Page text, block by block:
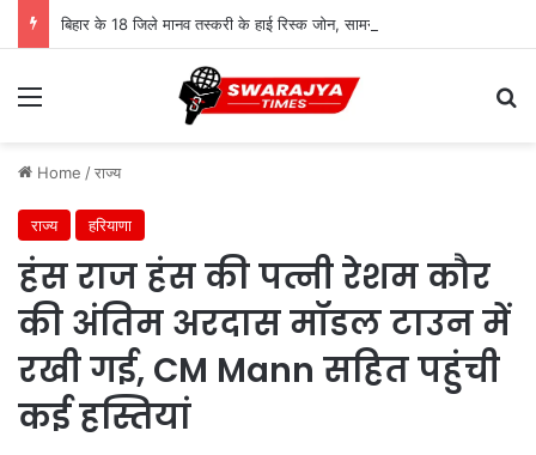
Menu
Home /राज्य
राज्य हरियाणा
हंस राज हंस की पत्नी रेशम कौर
की अंतिम अरदास मॉडल टाउन में
रखी गई, CM Mann सहित पहुंची
कई हस्तियां